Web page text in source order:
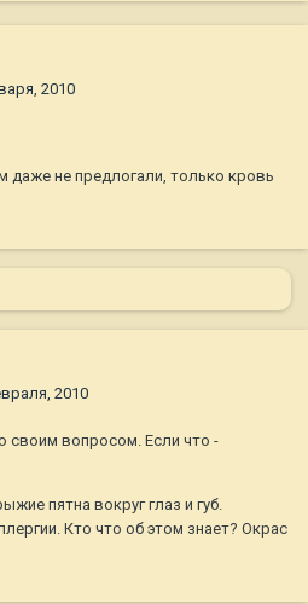
2010
даже не предлогали, только кровь
2010
своим вопросом. Если что -
пятна вокруг глаз и губ.
Кто что об этом знает? Окрас